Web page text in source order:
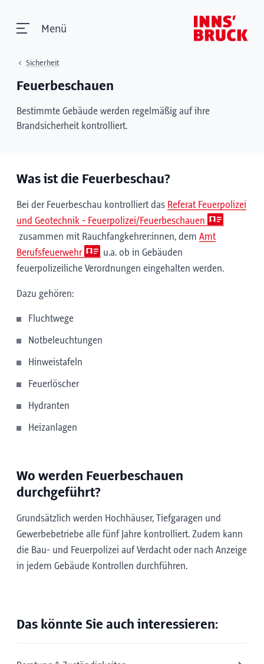
Menü
Sicherheit
Feuerbeschauen
Bestimmte Gebäude werden regelmäßig auf ihre
Brandsicherheit kontrolliert.
Was ist die Feuerbeschau?
Bei der Feuerbeschau kontrolliert das Referat Feuerpolizei
und Geotechnik - Feuerpolizei/Feuerbeschauen
zusammen mit Rauchfangkehrer:innen, dem Amt
Berufsfeuerwehr
u.a. ob in Gebäuden
feuerpolizeiliche Verordnungen eingehalten werden.
Dazu gehören:
Fluchtwege
Notbeleuchtungen
Hinweistafeln
Feuerlöscher
Hydranten
Heizanlagen
Wo werden Feuerbeschauen
durchgeführt?
Grundsätzlich werden Hochhäuser, Tiefgaragen und
Gewerbebetriebe alle fünf Jahre kontrolliert. Zudem kann
die Bau- und Feuerpolizei auf Verdacht oder nach Anzeige
in jedem Gebäude Kontrollen durchführen.
Das könnte Sie auch interessieren: